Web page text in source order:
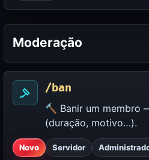
Moderação
/ban
🔨 Banir um membro
(duração, motivo…).
Novo Servidor